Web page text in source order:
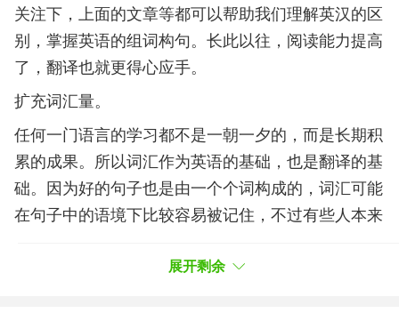
关注下，上面的文章等都可以帮助我们理解英汉的区
别，掌握英语的组词构句。长此以往，阅读能力提高
了，翻译也就更得心应手。
扩充词汇量。
任何一门语言的学习都不是一朝一夕的，而是长期积
累的成果。所以词汇作为英语的基础，也是翻译的基
础。因为好的句子也是由一个个词构成的，词汇可能
在句子中的语境下比较容易被记住，不过有些人本来
展开剩余